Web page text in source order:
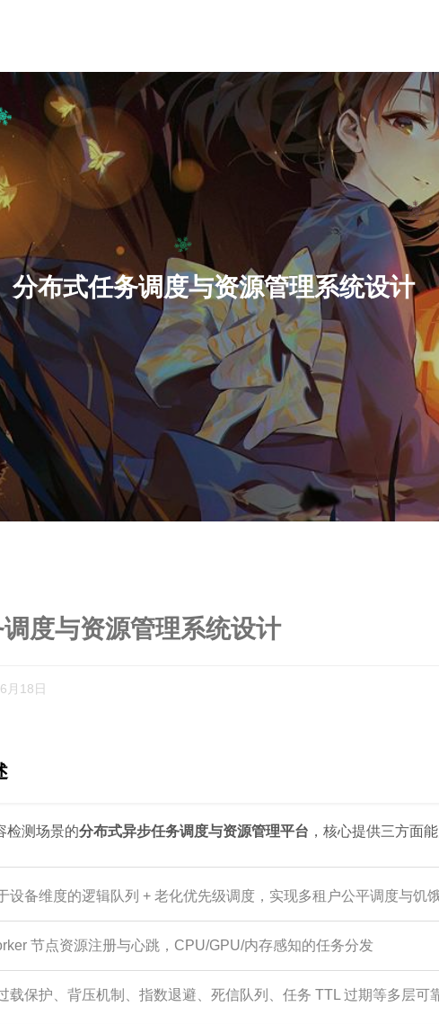
分布式任务调度与资源管理系统设计
度与资源管理系统设计
月18日
检测场景的分布式异步任务调度与资源管理平台 ，核心提供三方面能
设备维度的逻辑队列 + 老化优先级调度，实现多租户公平调度与饥
节点资源注册与心跳，CPU/GPU/内存感知的任务分发
载保护、背压机制、指数退避、死信队列、任务 TTL 过期等多层可